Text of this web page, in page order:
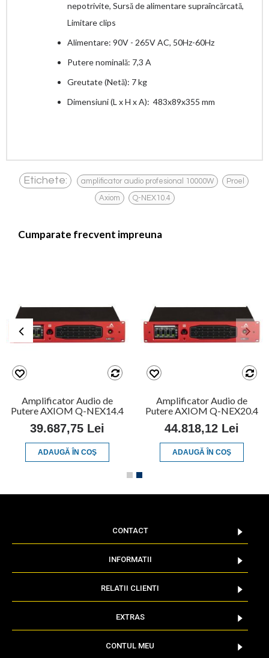
nepotrivite, Sursă de alimentare supraîncărcată,
Limitare clips
Alimentare: 90V - 265V AC, 50Hz-60Hz
Putere nominală: 7,3 A
Greutate (Netă): 7 kg
Dimensiuni (L x H x A): 483x89x355 mm
Etichete: amplificator audio profesional 10000W , Proel ,
Axiom , Q-NEX10.4
Cumparate frecvent impreuna
Amplificator Audio de
Putere AXIOM Q-NEX14.4
39.687,75 Lei
ADAUGĂ ÎN COŞ
Amplificator Audio de
Putere AXIOM Q-NEX20.4
44.818,12 Lei
ADAUGĂ ÎN COŞ
CONTACT
INFORMATII
RELATII CLIENTI
EXTRAS
CONTUL MEU